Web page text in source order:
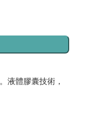
液體膠囊技術，